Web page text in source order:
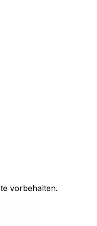
vorbehalten.